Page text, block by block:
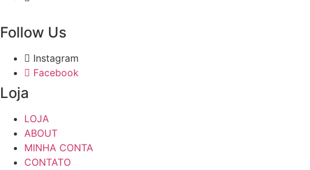
Follow Us
Instagram
Facebook
Loja
LOJA
ABOUT
MINHA CONTA
CONTATO